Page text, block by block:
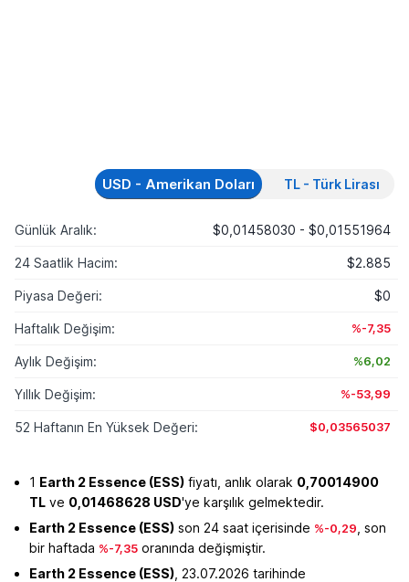
USD - Amerikan Doları TL - Türk Lirası
Günlük Aralık: $0,01458030 - $0,01551964
24 Saatlik Hacim: $2.885
Piyasa Değeri: $0
Haftalık Değişim: %-7,35
Aylık Değişim: %6,02
Yıllık Değişim: %-53,99
52 Haftanın En Yüksek Değeri: $0,03565037
1 Earth 2 Essence (ESS) fiyatı, anlık olarak 0,70014900
TL ve 0,01468628 USD'ye karşılık gelmektedir.
Earth 2 Essence (ESS) son 24 saat içerisinde %-0,29 , son
bir haftada %-7,35 oranında değişmiştir.
Earth 2 Essence (ESS) , 23.07.2026 tarihinde